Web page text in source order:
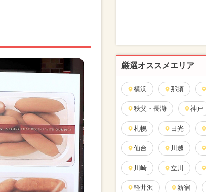
厳選オススメエリア
横浜 那須
秩父・長瀞 神戸
札幌 日光
仙台 川越
川崎 立川
軽井沢 新宿